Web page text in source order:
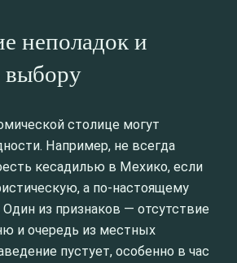
неполадок и
выбору
столице могут
Например, не всегда
кесадилью в Мехико, если
а по-настоящему
из признаков — отсутствие
и очередь из местных
пустует, особенно в час